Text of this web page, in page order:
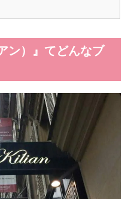
ン）』てどんなブ